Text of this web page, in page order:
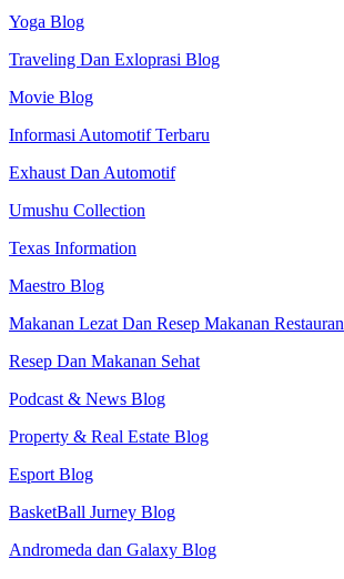
Yoga Blog
Traveling Dan Exloprasi Blog
Movie Blog
Informasi Automotif Terbaru
Exhaust Dan Automotif
Umushu Collection
Texas Information
Maestro Blog
Makanan Lezat Dan Resep Makanan Restauran
Resep Dan Makanan Sehat
Podcast & News Blog
Property & Real Estate Blog
Esport Blog
BasketBall Jurney Blog
Andromeda dan Galaxy Blog